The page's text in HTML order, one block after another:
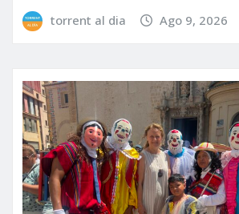
torrent al dia Ago 9, 2026